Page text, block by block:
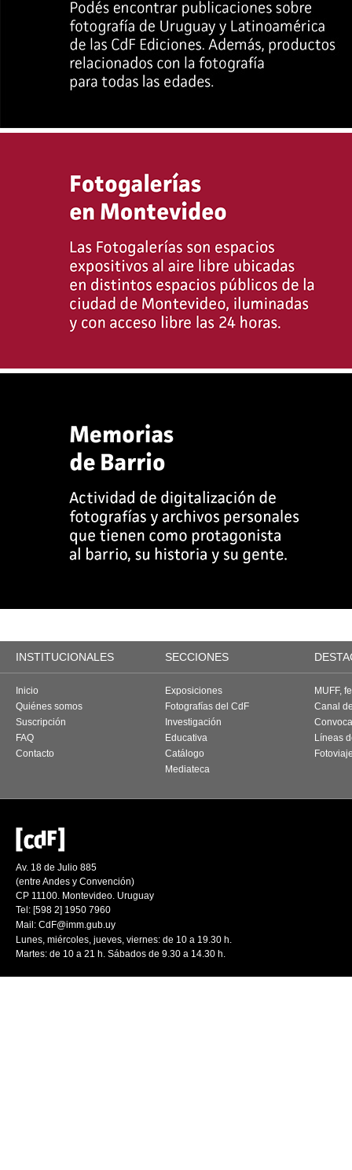
INSTITUCIONALES SECCIONES
Inicio
Quiénes somos
Suscripción
FAQ
Contacto
Exposiciones
Fotografías del CdF
Investigación
Educativa
Catálogo
Mediateca
MUFF,
Canal
Líneas
Av. 18 de Julio 885
(entre Andes y Convención)
CP 11100. Montevideo. Uruguay
Tel: [598 2] 1950 7960
Mail: CdF@imm.gub.uy
Lunes, miércoles, jueves, viernes: de 10 a 19.30 h.
Martes: de 10 a 21 h. Sábados de 9.30 a 14.30 h.